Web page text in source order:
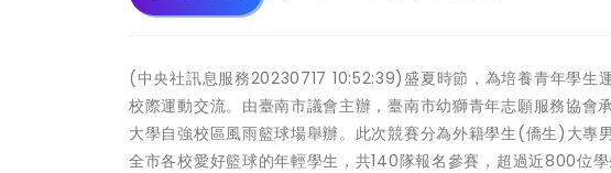
(中央社訊息服務20230717 10:52:39)盛夏時節，為培養青年學生
校際運動交流。由臺南市議會主辦，臺南市幼獅青年志願服務協會
大學自強校區風雨籃球場舉辦。此次競賽分為外籍學生(僑生)大專
全市各校愛好籃球的年輕學生，共140隊報名參賽，超過近800位學